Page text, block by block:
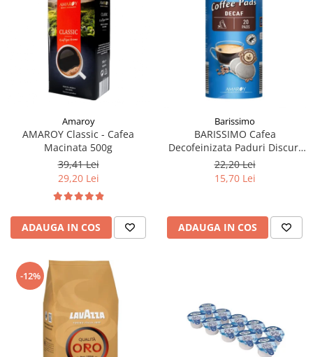
Amaroy
AMAROY Classic - Cafea
Macinata 500g
39,41 Lei
29,20 Lei
ADAUGA IN COS
Barissimo
BARISSIMO Cafea
Decofeinizata Paduri Discuri
Senseo 62mm Monodoze
20buc - 140g
22,20 Lei
15,70 Lei
ADAUGA IN COS
-12%